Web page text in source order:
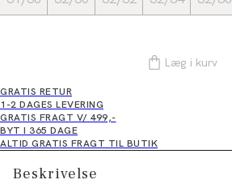
Læg i kurv
GRATIS RETUR
1-2 DAGES LEVERING
GRATIS FRAGT V/ 499,-
BYT I 365 DAGE
ALTID GRATIS FRAGT TIL BUTIK
Beskrivelse